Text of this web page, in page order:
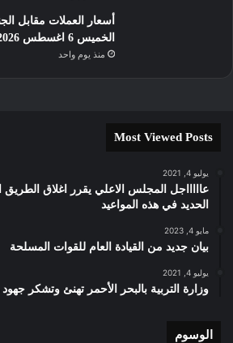
أسعار العملات مقابل
الخميس 6 اغسطس 2026 م
منذ يوم واحد
Most Viewed Posts
يوليو 4, 2021
عاااااجل المجلس الاعلي يقرر اغلاق
الحديد في هذه المواعيد
مايو 4, 2023
بيان جديد من القيادة العام للقوات المسلحة
يوليو 4, 2021
وزارة التربية بالبحر الأحمر تهنئ وتشكر جهود
الوسوم